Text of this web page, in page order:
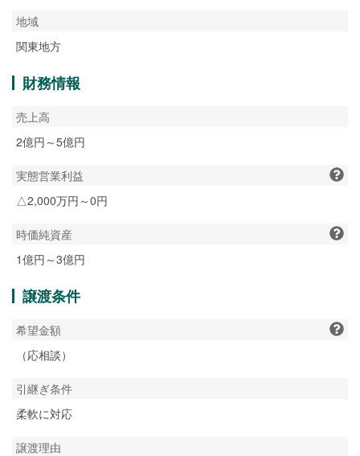
地域
関東地方
財務情報
売上高
2億円～5億円
実態営業利益
△2,000万円～0円
時価純資産
1億円～3億円
譲渡条件
希望金額
（応相談）
引継ぎ条件
柔軟に対応
譲渡理由